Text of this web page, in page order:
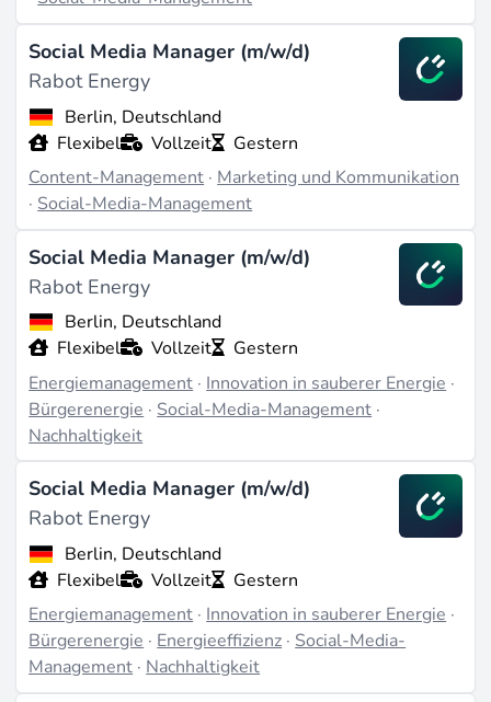
Social Media Manager (m/w/d)
Rabot Energy
Berlin, Deutschland
Flexibel
Vollzeit
Gestern
Content-Management · Marketing und Kommunikation
· Social-Media-Management
Social Media Manager (m/w/d)
Rabot Energy
Berlin, Deutschland
Flexibel
Vollzeit
Gestern
Energiemanagement · Innovation in sauberer Energie ·
Bürgerenergie · Social-Media-Management ·
Nachhaltigkeit
Social Media Manager (m/w/d)
Rabot Energy
Berlin, Deutschland
Flexibel
Vollzeit
Gestern
Energiemanagement · Innovation in sauberer Energie ·
Bürgerenergie · Energieeffizienz · Social-Media-
Management · Nachhaltigkeit